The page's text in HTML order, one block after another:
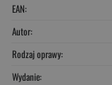
EAN:
Autor:
Rodzaj oprawy:
Wydanie: